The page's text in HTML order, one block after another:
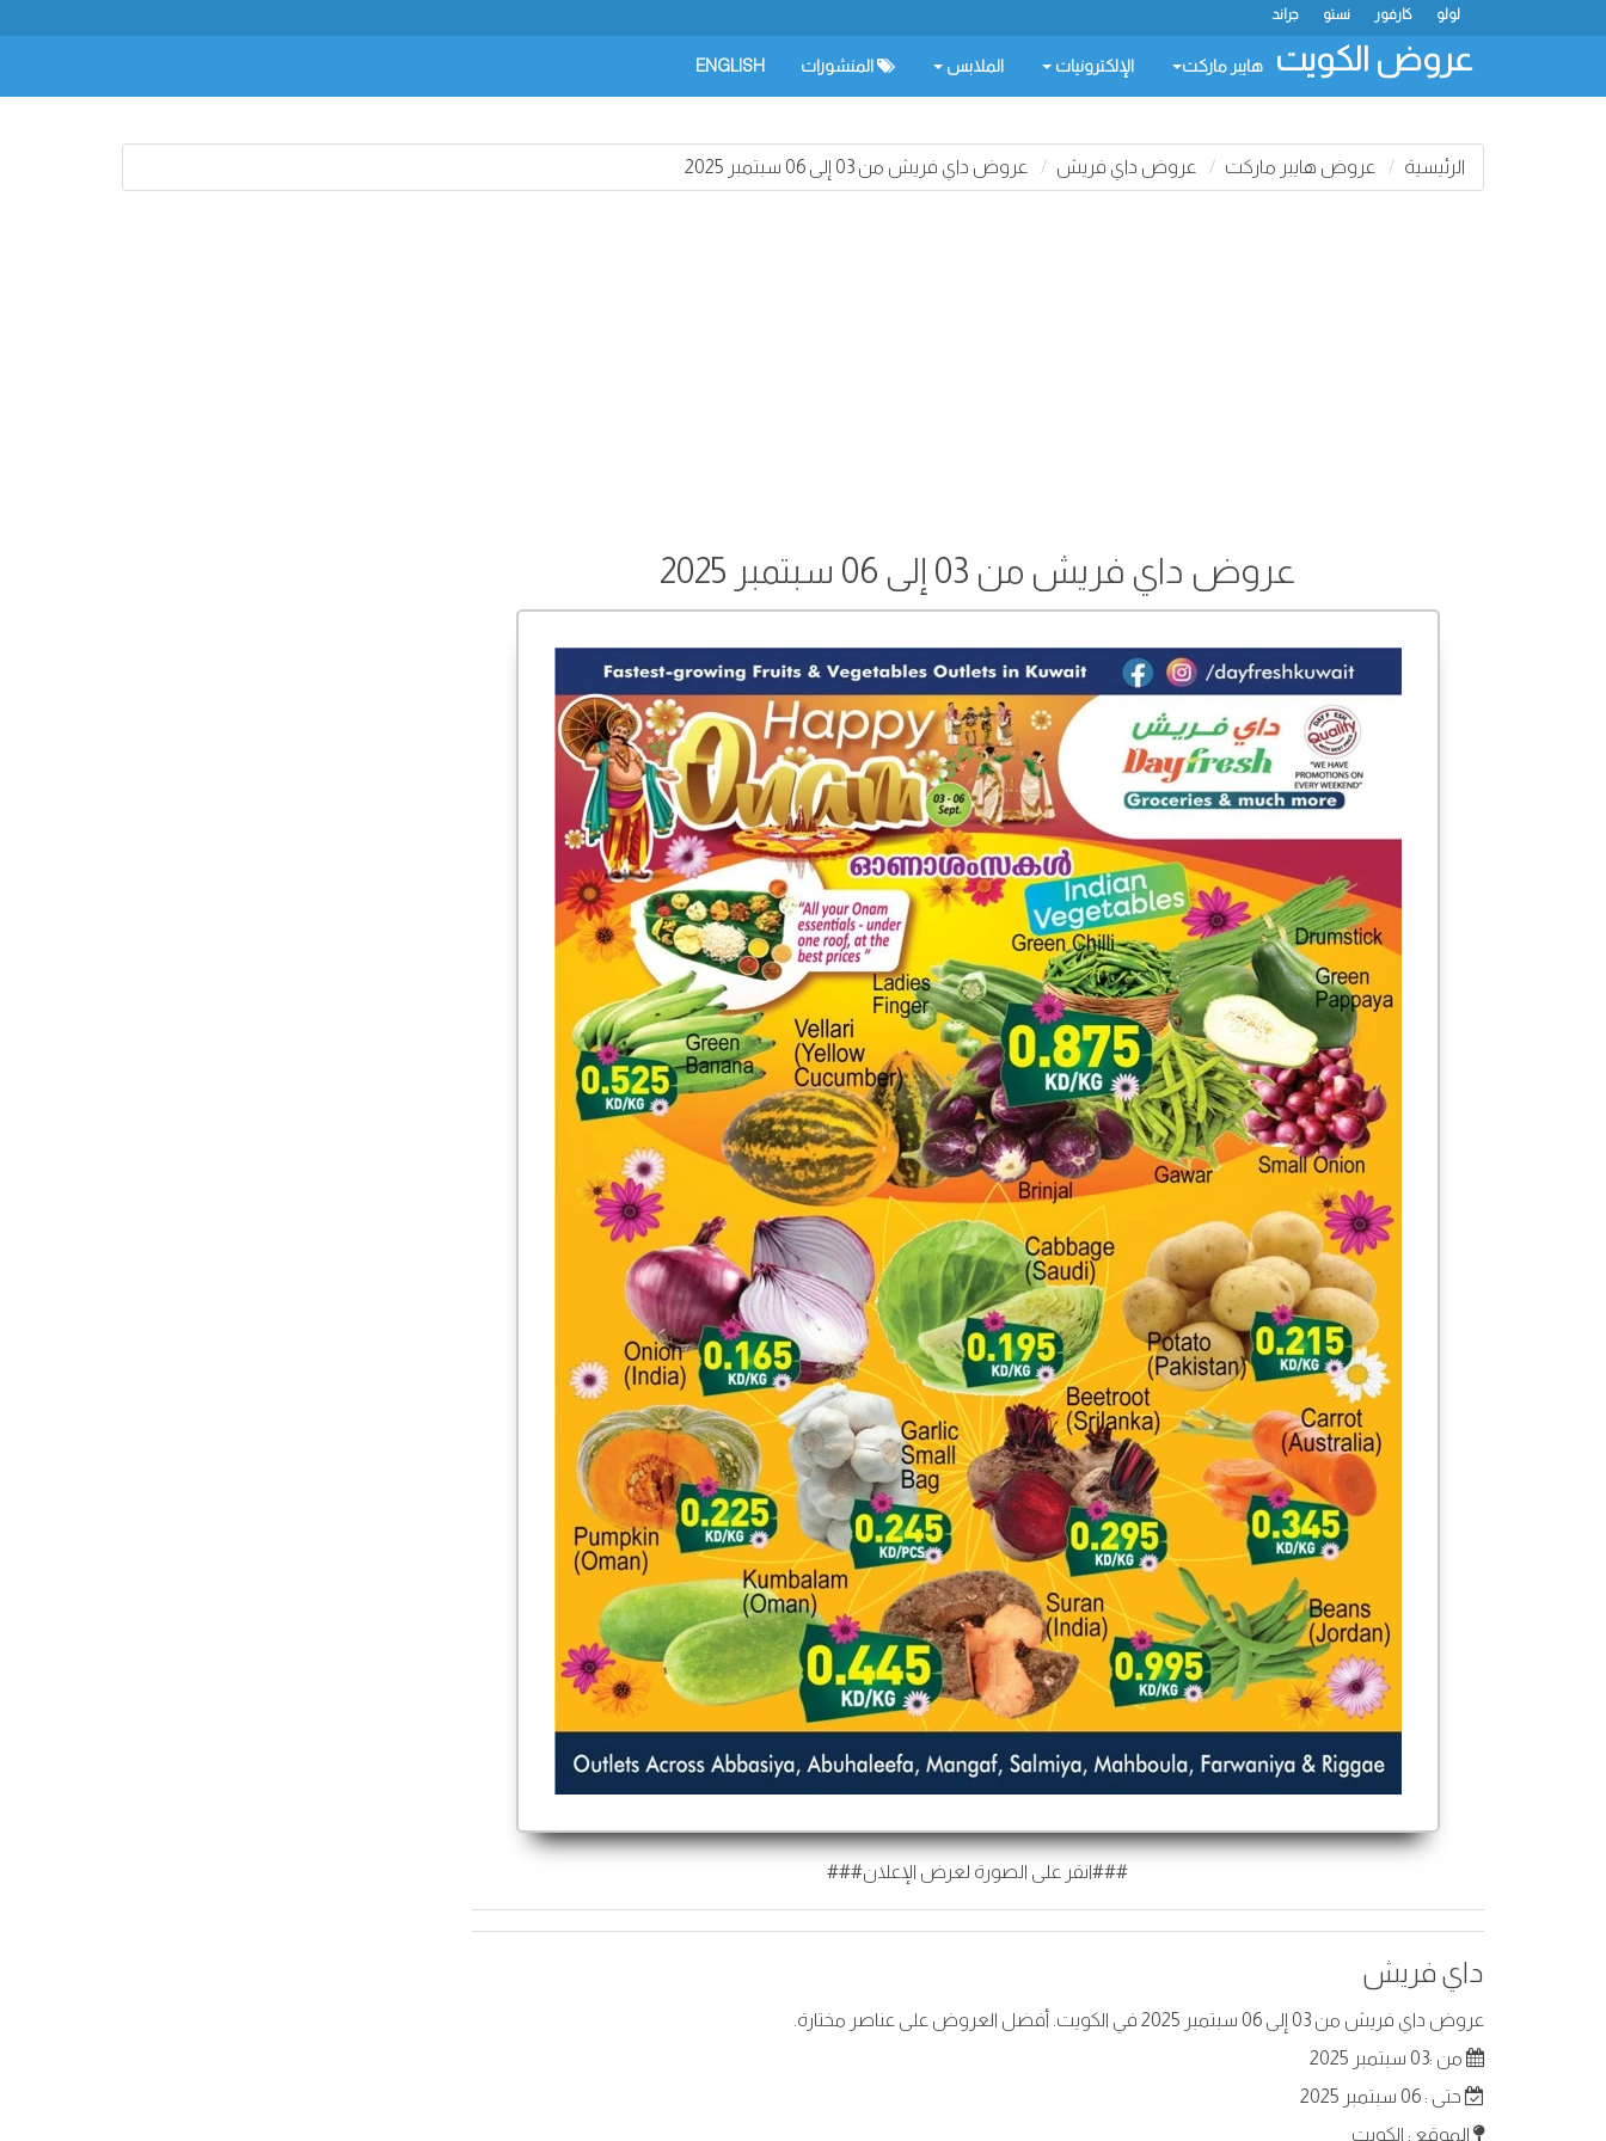
جراند نستو كارفور لولو
عروض الكويت هايبر ماركت الإلكترونيات الملابس المنشورات ENGLISH
الرئيسية عروض هايبر ماركت عروض داي فريش عروض داي فريش من 03 إلى 06 سبتمبر 2025
عروض داي فريش من 03 إلى 06 سبتمبر 2025
###انقر على الصورة لعرض الإعلان###
داي فريش
عروض داي فريش من 03 إلى 06 سبتمبر 2025 في الكويت. أفضل العروض على عناصر مختارة.
من :03 سبتمبر 2025
حتى : 06 سبتمبر 2025
الموقع : الكويت